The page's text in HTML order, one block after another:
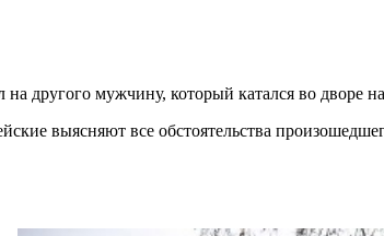
другого мужчину, который катался во дворе
выясняют все обстоятельства